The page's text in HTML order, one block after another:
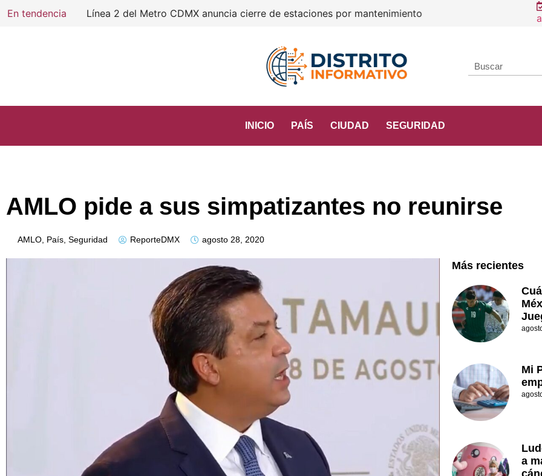
En tendencia
INICIO PAÍS CIUDAD SEGURIDAD
AMLO pide a sus simpatizantes no reunirse
AMLO País Seguridad ReporteDMX agosto 28, 2020
Más recientes
Mi
a